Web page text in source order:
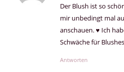
Der Blush ist so
mir unbedingt mal
anschauen. ♥ Ich
Schwäche für
Antworten